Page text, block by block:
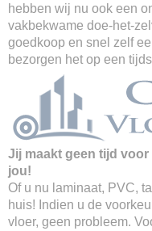
hebben wij nu ook een
vakbekwame doe-het-
goedkoop en snel zelf
bezorgen het op een
Jij maakt geen tijd
jou!
Of u nu laminaat, PVC,
huis! Indien u de
vloer, geen probleem.